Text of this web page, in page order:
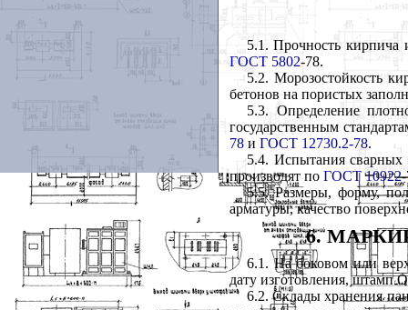
5.1 . Прочность кирпича
ГОСТ 5802-78.
5.2. Морозостойкость
бетонов на пористых
5.3. Определение
государственным
78 и ГОСТ 12730.2-78.
5.4. Испытания сварных
производят по ГОСТ 10922
5.5. Размеры, форму,
арматуры, качество
6.
6.1 . На боковом или
дату изготовления, штамп
6.2. Склады хранения